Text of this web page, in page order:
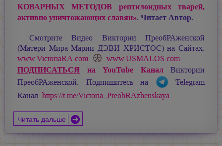
КОВАРНЫХ МЕТОДОВ рептилоидных тварей,
активно уничтожающих славян». Читает Автор.
Смотрите Видео Виктории ПреобРАженской
(Матери МираМарии ДЭВИ ХРИСТОС) на Сайтах:
www.VictoriaRA.com
www.USMALOS.com.
ПОДПИСАТЬСЯ на YouTube КаналВиктории
ПреобРАженской. Подпишитесь на
Telegram
Канал https://t.me/Victoria_PreobRAzhenskaya.
Читать дальше